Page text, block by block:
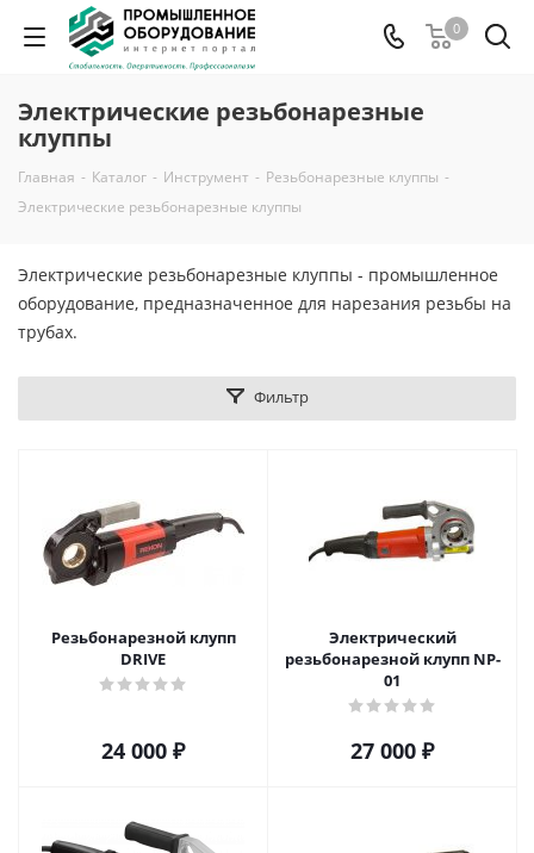
0
Электрические резьбонарезные
клуппы
Главная - Каталог - Инструмент - Резьбонарезные клуппы -
Электрические резьбонарезные клуппы
Электрические резьбонарезные клуппы - промышленное
оборудование, предназначенное для нарезания резьбы на
трубах.
Фильтр
Резьбонарезной клупп
DRIVE
24 000 ₽
Электрический
резьбонарезной клупп NP-
01
27 000 ₽